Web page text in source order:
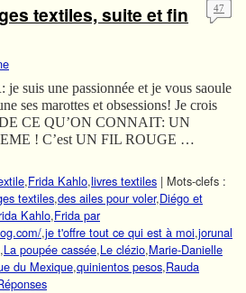
textiles, suite et fin
47
suis une passionnée et je vous saoule
ses marottes et obsessions! Je crois
CE QU’ON CONNAIT: UN
! C’est UN FIL ROUGE …
,Frida Kahlo,livres textiles | Mots-clefs :
textiles,des ailes pour voler,Diégo et
Kahlo,Frida par
,je t'offre tout ce qui est à moi,jorunal
,La poupée cassée,Le clézio,Marie-Danielle
du Mexique,quinientos pesos,Rauda